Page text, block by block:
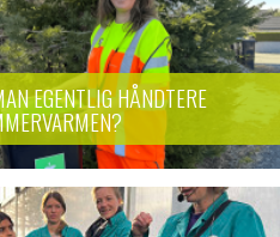
EGENTLIG HÅNDTERE